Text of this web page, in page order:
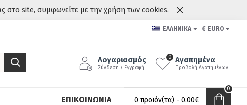
στο site, συμφωνείτε με την χρήση των cookies.
ΕΛΛΗΝΙΚΆ € EURO
Λογαριασμός
Σύνδεση / Εγγραφή
Αγαπημένα
Προβολή Αγαπημένων
0
ΕΠΙΚΟΙΝΩΝΊΑ 0 προϊόν(τα) - 0.00€
0